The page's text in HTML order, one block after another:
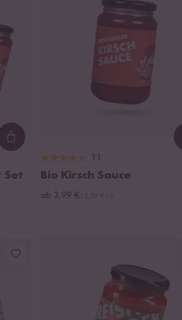
Loading...
Set
11
Bio Kirsch Sauce
ab 3,99 €